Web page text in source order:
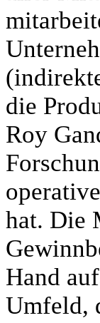
die
Roy
hat. Die
Hand
Umfeld,